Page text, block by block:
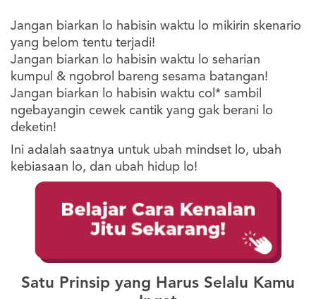
Jangan biarkan lo habisin waktu lo mikirin skenario
yang belom tentu terjadi!
Jangan biarkan lo habisin waktu lo seharian
kumpul & ngobrol bareng sesama batangan!
Jangan biarkan lo habisin waktu col* sambil
ngebayangin cewek cantik yang gak berani lo
deketin!
Ini adalah saatnya untuk ubah mindset lo, ubah
kebiasaan lo, dan ubah hidup lo!
Satu Prinsip yang Harus Selalu Kamu